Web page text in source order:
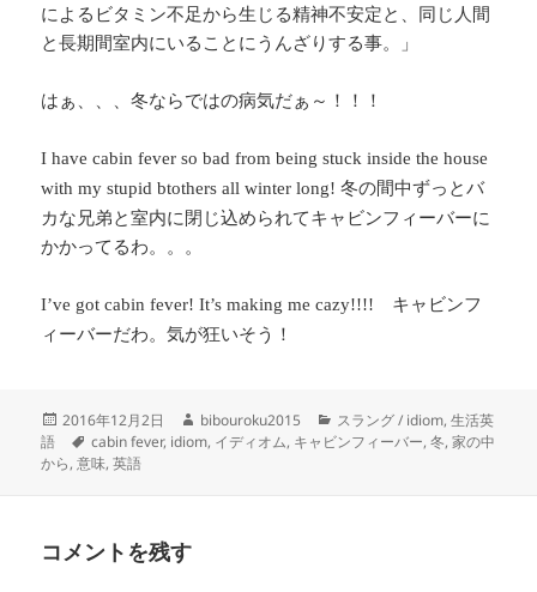
によるビタミン不足から生じる精神不安定と、同じ人間
と長期間室内にいることにうんざりする事。」
はぁ、、、冬ならではの病気だぁ～！！！
I have cabin fever so bad from being stuck inside the house
with my stupid btothers all winter long!冬の間中ずっとバ
カな兄弟と室内に閉じ込められてキャビンフィーバーに
かかってるわ。。。
I’ve got cabin fever! It’s making me cazy!!!!
キャビンフ
ィーバーだわ。気が狂いそう！
投
稿
日:
2016年12月2日
作
成
bibouroku2015
カ
テ
スラング / idiom,生活英
語
タ
グ
cabin fever, idiom, イディオム, キャビンフィーバー,冬,家の中
から,意味,英語
コメントを残す